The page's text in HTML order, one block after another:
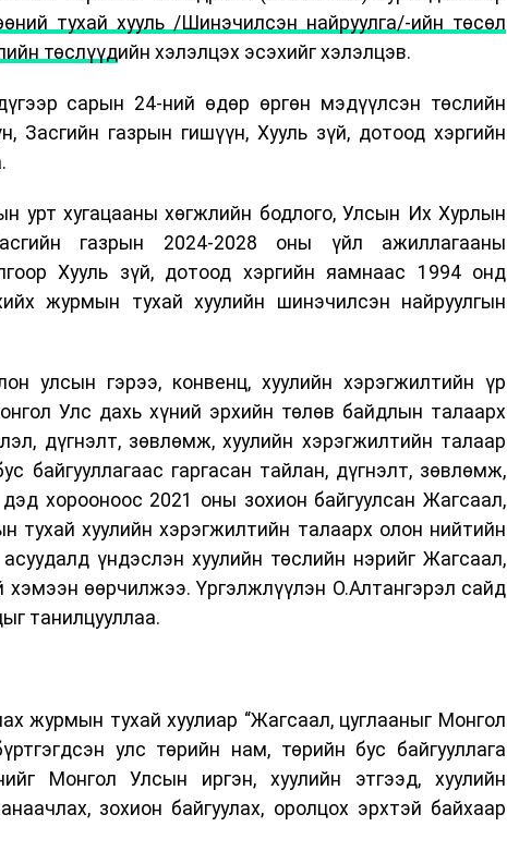
тухай хууль /Шинэчилсэн найруулга/-ийн төсөл
төслүүдийн хэлэлцэх эсэхийг хэлэлцэв.
сарын 24-ний өдөр өргөн мэдүүлсэн төслийн
Засгийн газрын гишүүн, Хууль зүй, дотоод хэргийн
урт хугацааны хөгжлийн бодлого, Улсын Их Хурлын
газрын 2024-2028 оны үйл ажиллагааны
Хууль зүй, дотоод хэргийн яамнаас 1994 онд
журмын тухай хуулийн шинэчилсэн найруулгын
улсын гэрээ, конвенц, хуулийн хэрэгжилтийн үр
Улс дахь хүний эрхийн төлөв байдлын талаарх
дүгнэлт, зөвлөмж, хуулийн хэрэгжилтийн талаар
байгууллагаас гаргасан тайлан, дүгнэлт, зөвлөмж,
хорооноос 2021 оны зохион байгуулсан Жагсаал,
тухай хуулийн хэрэгжилтийн талаарх олон нийтийн
үндэслэн хуулийн төслийн нэрийг Жагсаал,
хэмээн өөрчилжээ. Үргэлжлүүлэн О.Алтангэрэл сайд
танилцууллаа.
журмын тухай хуулиар “Жагсаал, цуглааныг Монгол
улс төрийн нам, төрийн бус байгууллага
Монгол Улсын иргэн, хуулийн этгээд, хуулийн
зохион байгуулах, оролцох эрхтэй байхаар